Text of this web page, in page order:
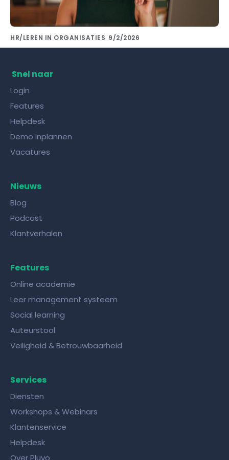
HR/LEREN IN ORGANISATIES 9/2/2026
Snel naar
Login
Features
Helpdesk
Demo inplannen
Vacatures
Nieuws
Blog
Podcast
Klantverhalen
Features
Online academie
Leer management systeem
Social learning
Auteurstool
Veiligheid & Betrouwbaarheid
Services
Diensten
Workshops & Webinars
Klantenservice
Helpdesk
Over Pluvo